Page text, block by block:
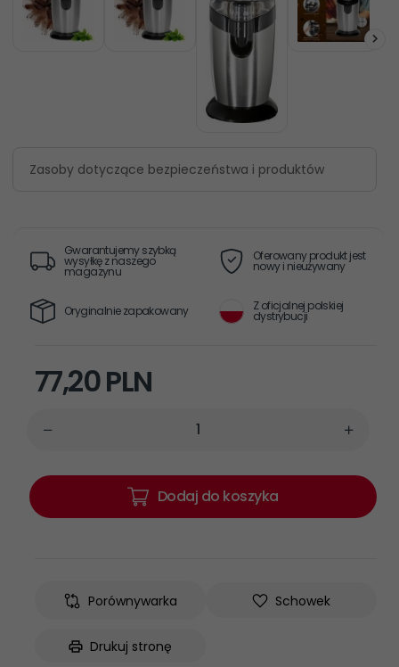
Zasoby dotyczące bezpieczeństwa i produktów
Gwarantujemy szybką
wysyłkę z naszego
magazynu
Oferowany produkt jest
nowy i nieużywany
Oryginalnie zapakowany Z oficjalnej polskiej
dystrybucji
77,20PLN
Dodaj do koszyka
Porównywarka Schowek
Drukuj stronę